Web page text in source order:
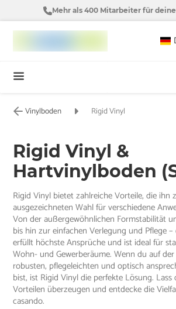
Mehr als 400 Mitarbeiter für
Vinylboden Rigid Vinyl
Rigid Vinyl &
Hartvinylboden
Rigid Vinyl bietet zahlreiche Vorteile, die ihn
ausgezeichneten Wahl für verschiedene
Von der außergewöhnlichen Formstabilität
bis hin zur einfachen Verlegung und Pflege
erfüllt höchste Ansprüche und ist ideal für
Wohn- und Gewerberäume. Wenn du auf
robusten, pflegeleichten und optisch
bist, ist Rigid Vinyl die perfekte Lösung.
Vorteilen überzeugen und entdecke die
casando.